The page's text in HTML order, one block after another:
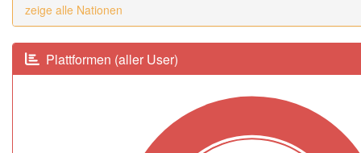
zeige alle Nationen
Plattformen (aller User)